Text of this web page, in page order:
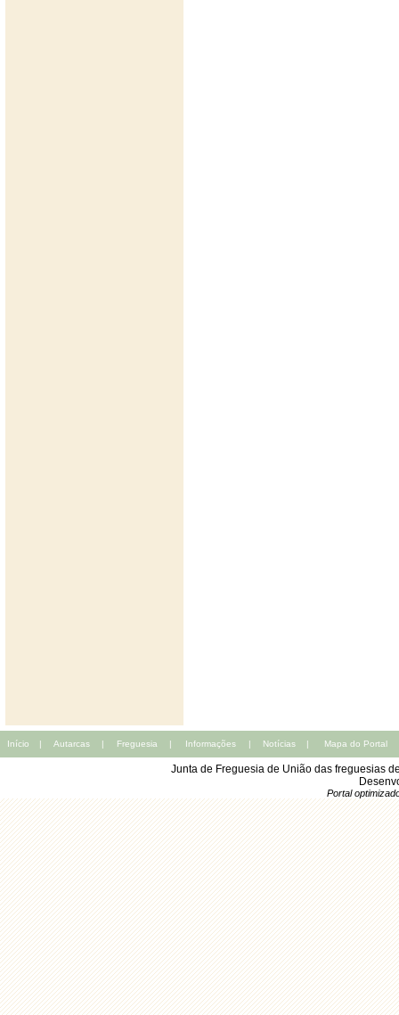
Início | Autarcas | Freguesia | Informações | Notícias | Mapa do Portal
Junta de Freguesia de União das freguesias
Portal